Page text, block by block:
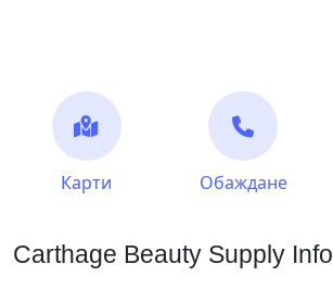
Карти Обаждане
Carthage Beauty Supply Info